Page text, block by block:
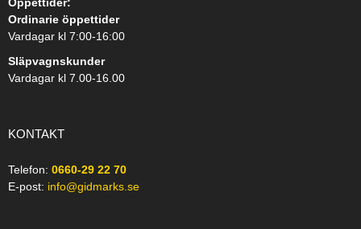
Ordinarie öppettider
Vardagar kl 7:00-16:00
Släpvagnskunder
Vardagar kl 7.00-16.00
KONTAKT
Telefon: 0660-29 22 70
E-post: info@gidmarks.se